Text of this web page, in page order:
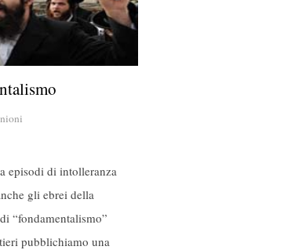
episodi di intolleranza
gli ebrei della
“fondamentalismo”
pubblichiamo una